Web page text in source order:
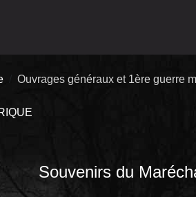
Ouvrages généraux et 1ère guerre
Souvenirs du